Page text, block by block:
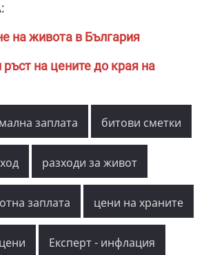
на живота в България
на цените до края на
заплата битови сметки
разходи за живот
заплата цени на храните
Експерт - инфлация